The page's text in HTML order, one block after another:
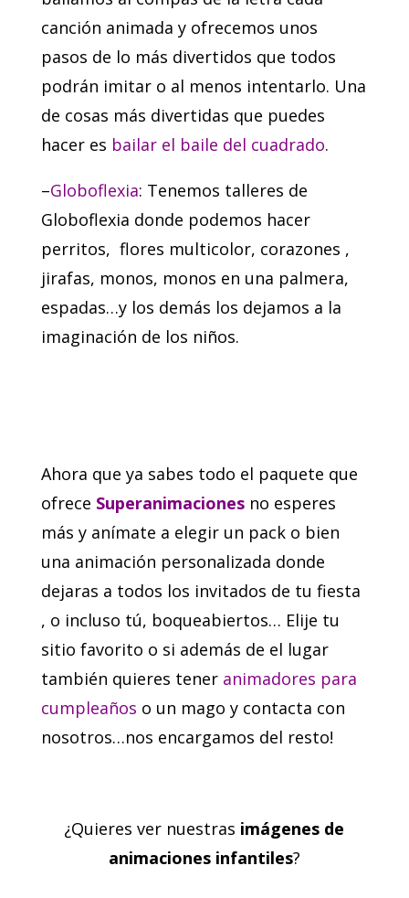
canción animada y ofrecemos unos
pasos de lo más divertidos que todos
podrán imitar o al menos intentarlo. Una
de cosas más divertidas que puedes
hacer es bailar el baile del cuadrado.
–Globoflexia: Tenemos talleres de
Globoflexia donde podemos hacer
perritos, flores multicolor, corazones ,
jirafas, monos, monos en una palmera,
espadas…y los demás los dejamos a la
imaginación de los niños.
Ahora que ya sabes todo el paquete que
ofrece Superanimacionesno esperes
más y anímate a elegir un pack o bien
una animación personalizada donde
dejaras a todos los invitados de tu fiesta
, o incluso tú, boqueabiertos… Elije tu
sitio favorito o si además de el lugar
también quieres tener animadores para
cumpleaños o un mago y contacta con
nosotros…nos encargamos del resto!
¿Quieres ver nuestras imágenes de
animaciones infantiles?